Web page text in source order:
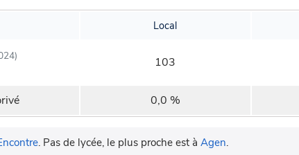
Local
103
0,0 %
. Pas de lycée, le plus proche est à Agen.